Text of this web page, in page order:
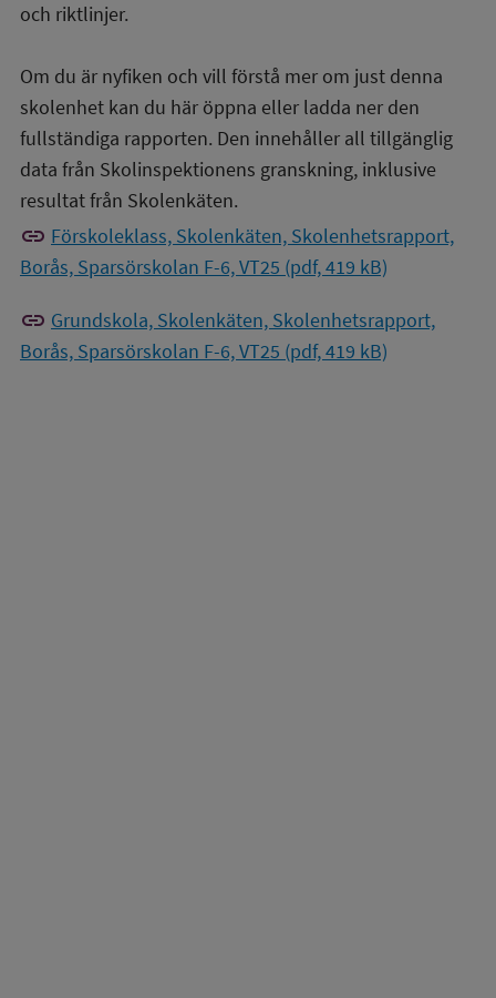
och riktlinjer.
Om du är nyfiken och vill förstå mer om just denna
skolenhet kan du här öppna eller ladda ner den
fullständiga rapporten. Den innehåller all tillgänglig
data från Skolinspektionens granskning, inklusive
resultat från Skolenkäten.
link Förskoleklass, Skolenkäten, Skolenhetsrapport,
Borås, Sparsörskolan F-6, VT25 (pdf, 419 kB)
link Grundskola, Skolenkäten, Skolenhetsrapport,
Borås, Sparsörskolan F-6, VT25 (pdf, 419 kB)